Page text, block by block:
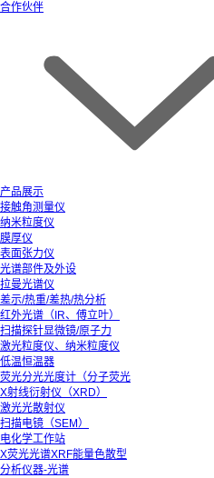
合作伙伴
产品展示
接触角测量仪
纳米粒度仪
膜厚仪
表面张力仪
光谱部件及外设
拉曼光谱仪
差示/热重/差热/热分析
红外光谱（IR、傅立叶）
扫描探针显微镜/原子力
激光粒度仪、纳米粒度仪
低温恒温器
荧光分光光度计（分子荧光
X射线衍射仪（XRD）
激光光散射仪
扫描电镜（SEM）
电化学工作站
X荧光光谱XRF能量色散型
分析仪器-光谱